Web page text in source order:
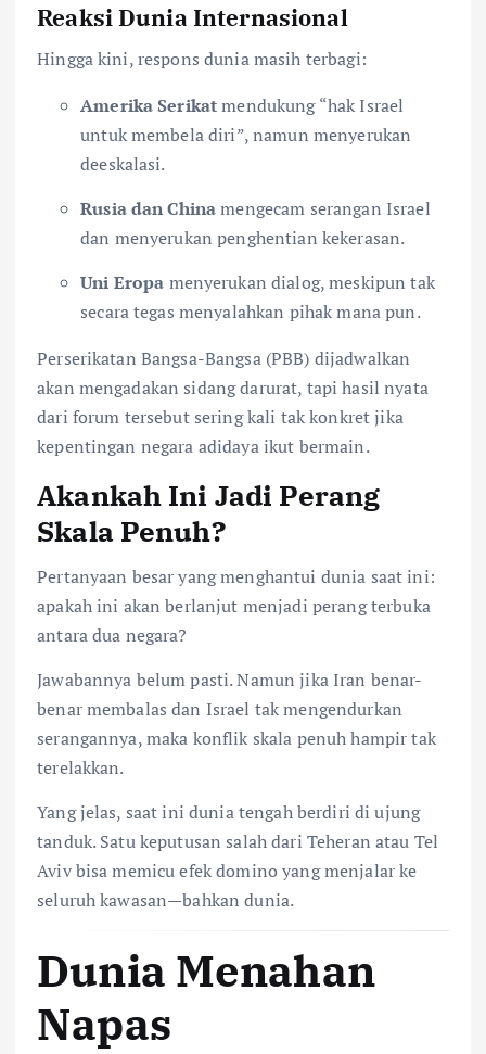
Reaksi Dunia Internasional
Hingga kini, respons dunia masih terbagi:
Amerika Serikatmendukung “hak Israel
untuk membela diri”, namun menyerukan
deeskalasi.
Rusia dan Chinamengecam serangan Israel
dan menyerukan penghentian kekerasan.
Uni Eropa menyerukan dialog, meskipun tak
secara tegas menyalahkan pihak mana pun.
Perserikatan Bangsa-Bangsa (PBB) dijadwalkan
akan mengadakan sidang darurat, tapi hasil nyata
dari forum tersebut sering kali tak konkret jika
kepentingan negara adidaya ikut bermain.
Akankah Ini Jadi Perang
Skala Penuh?
Pertanyaan besar yang menghantui dunia saat ini:
apakah ini akan berlanjut menjadi perang terbuka
antara dua negara?
Jawabannya belum pasti. Namun jika Iran benar-
benar membalas dan Israel tak mengendurkan
serangannya, maka konflik skala penuh hampir tak
terelakkan.
Yang jelas, saat ini dunia tengah berdiri di ujung
tanduk. Satu keputusan salah dari Teheran atau Tel
Aviv bisa memicu efek domino yang menjalar ke
seluruh kawasan—bahkan dunia.
Dunia Menahan
Napas